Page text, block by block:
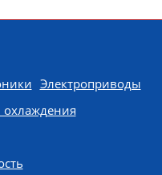
Электроприводы